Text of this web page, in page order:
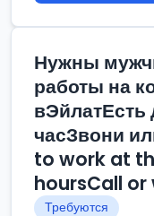
Нужны
работы на
часЗвони
to work at
hoursCall or
Требуются